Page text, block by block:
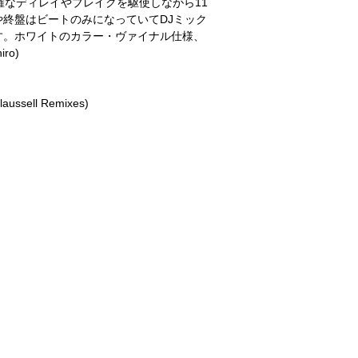
ディレイやブレイクを駆使しながら11
盤はビートのみになっていてDJミック
ホワイトのカラー・ヴァイナル仕様、
Remixes)